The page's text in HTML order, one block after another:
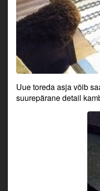
Uue toreda asja võib
suurepärane detail